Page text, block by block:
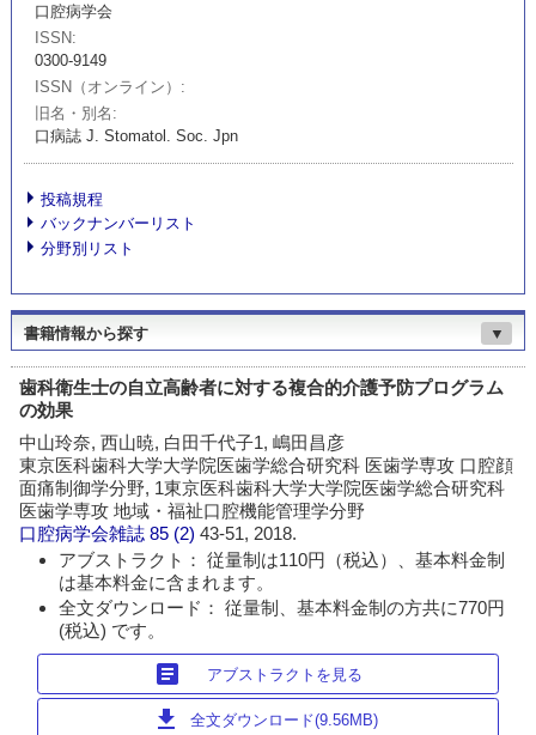
口腔病学会
ISSN
0300-9149
ISSN（オンライン）
旧名・別名
口病誌 J. Stomatol. Soc. Jpn
投稿規程
バックナンバーリスト
分野別リスト
書籍情報から探す ▼
歯科衛生士の自立高齢者に対する複合的介護予防プログラム
の効果
中山玲奈, 西山暁, 白田千代子1, 嶋田昌彦
東京医科歯科大学大学院医歯学総合研究科 医歯学専攻 口腔顔
面痛制御学分野, 1東京医科歯科大学大学院医歯学総合研究科
医歯学専攻 地域・福祉口腔機能管理学分野
口腔病学会雑誌 85 (2)43-51, 2018.
アブストラクト： 従量制は110円（税込）、基本料金制
は基本料金に含まれます。
全文ダウンロード： 従量制、基本料金制の方共に770円
(税込) です。
article アブストラクトを見る
download 全文ダウンロード(9.56MB)